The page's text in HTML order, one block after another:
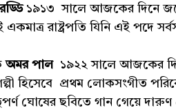
১৯১৩ সালে আজকের দিনে
রাষ্ট্রপতি যিনি এই পদে
অমর পাল ১৯২২ সালে আজকের
হিসেবে প্রথম লোকসংগীত
ঘোষের ছবিতে গান গেয়ে দারুণ